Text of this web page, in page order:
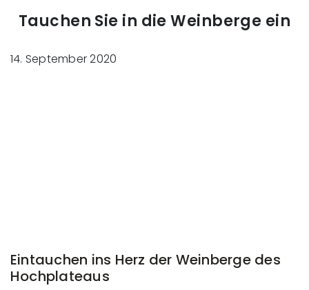
Tauchen Sie in die Weinberge ein
14. September 2020
Eintauchen ins Herz der Weinberge des
Hochplateaus